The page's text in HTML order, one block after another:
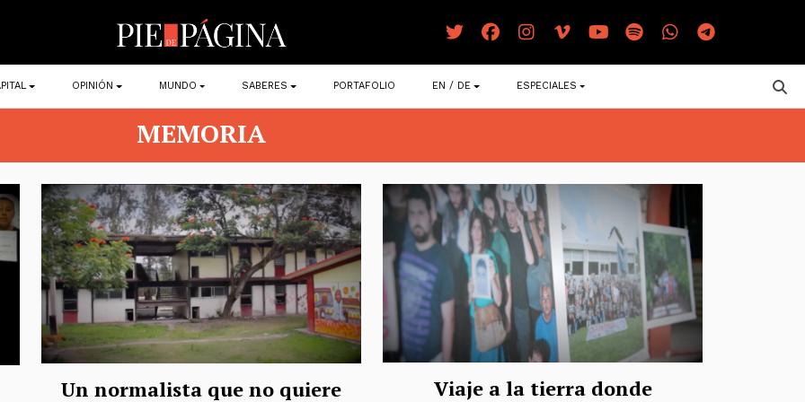
OPINIÓN MUNDO SABERES PORTAFOLIO EN / DE ESPECIALES
MEMORIA
Un normalista que no quiere
Viaje a la tierra donde